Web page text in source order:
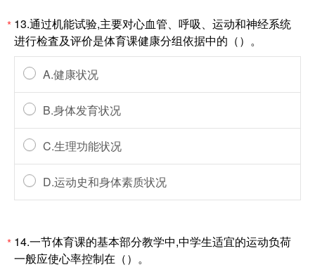
* 13.通过机能试验,主要对心血管、呼吸、运动和神经系统
进行检査及评价是体育课健康分组依据中的（）。
A.健康状况
B.身体发育状况
C.生理功能状况
D.运动史和身体素质状况
* 14.一节体育课的基本部分教学中,中学生适宜的运动负荷
一般应使心率控制在（）。